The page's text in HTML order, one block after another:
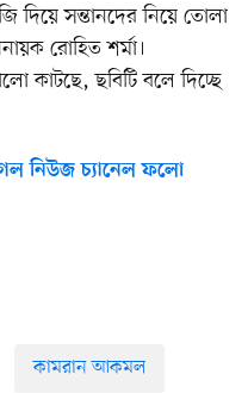
দিয়ে সন্তানদের নিয়ে তোলা
রোহিত শর্মা।
কাটছে, ছবিটি বলে দিচ্ছে
নিউজ চ্যানেল ফলো
কামরান আকমল